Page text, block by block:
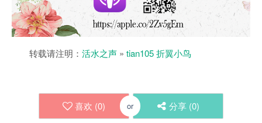
转载请注明： 活水之声 » tian105 折翼小鸟
喜欢 (0) or 分享 (0)